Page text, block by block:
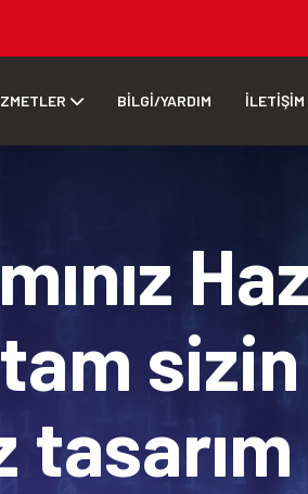
BİLGİ/YARDIM İLETİŞİM
sizin
tasarım